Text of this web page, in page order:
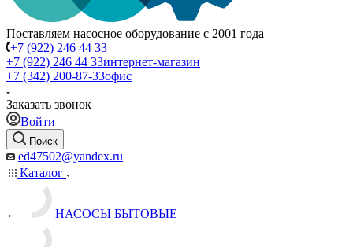
Поставляем насосное оборудование с 2001 года
+7 (922) 246 44 33
+7 (922) 246 44 33интернет-магазин
+7 (342) 200-87-33офис
Заказать звонок
Войти
Поиск
ed47502@yandex.ru
Каталог
НАСОСЫ БЫТОВЫЕ